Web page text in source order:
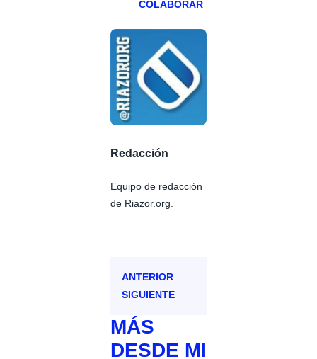
COLABORAR
Redacción
Equipo de redacción
de Riazor.org.
ANTERIOR
SIGUIENTE
MÁS
DESDE MI